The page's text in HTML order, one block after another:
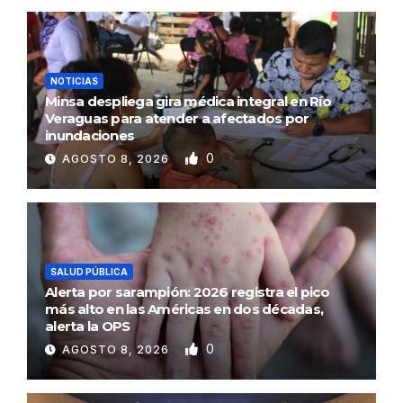
NOTICIAS
Minsa despliega gira médica integral en Río
Veraguas para atender a afectados por
inundaciones
AGOSTO 8, 2026 0
SALUD PÚBLICA
Alerta por sarampión: 2026 registra el pico
más alto en las Américas en dos décadas,
alerta la OPS
AGOSTO 8, 2026 0